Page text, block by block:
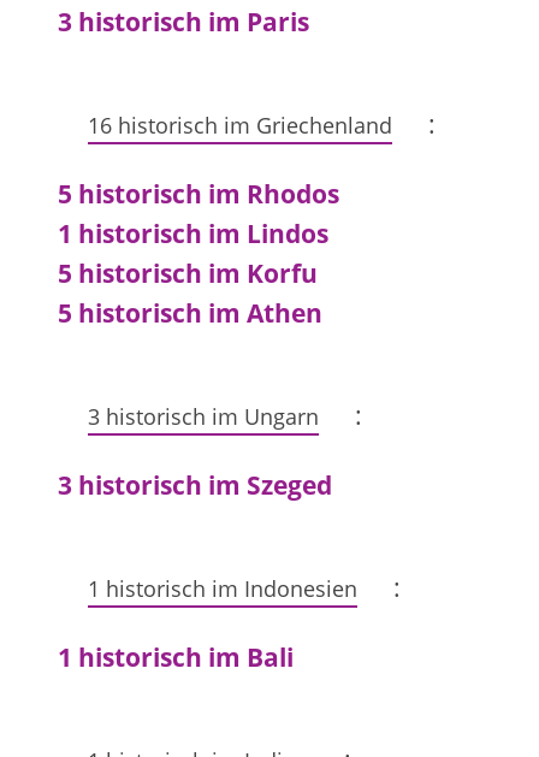
3 historisch im Paris
16 historisch im Griechenland :
5 historisch im Rhodos
1 historisch im Lindos
5 historisch im Korfu
5 historisch im Athen
3 historisch im Ungarn :
3 historisch im Szeged
1 historisch im Indonesien :
1 historisch im Bali